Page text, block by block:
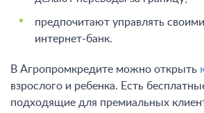
предпочитают управлять
интернет-банк.
В Агропромкредите можно открыть
взрослого и ребенка. Есть
подходящие для премиальных